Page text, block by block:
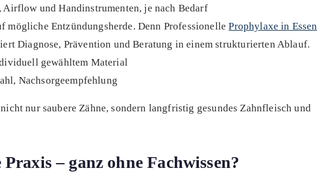
und Handinstrumenten, je nach Bedarf
mögliche Entzündungsherde. Denn ProfessionelleProphylaxe in Essen
Diagnose, Prävention und Beratung in einem strukturierten Ablauf.
gewähltem Material
Nachsorgeempfehlung
nicht nur saubere Zähne, sondern langfristig gesundes Zahnfleisch und
– ganz ohne Fachwissen?